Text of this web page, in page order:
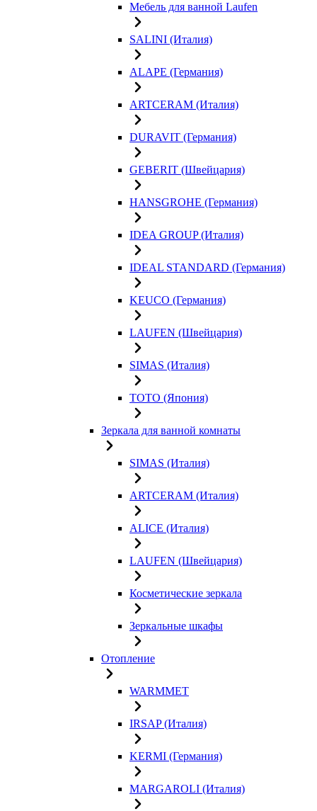
Мебель для ванной Laufen
SALINI (Италия)
ALAPE (Германия)
ARTCERAM (Италия)
DURAVIT (Германия)
GEBERIT (Швейцария)
HANSGROHE (Германия)
IDEA GROUP (Италия)
IDEAL STANDARD (Германия)
KEUCO (Германия)
LAUFEN (Швейцария)
SIMAS (Италия)
TOTO (Япония)
Зеркала для ванной комнаты
SIMAS (Италия)
ARTCERAM (Италия)
ALICE (Италия)
LAUFEN (Швейцария)
Косметические зеркала
Зеркальные шкафы
Отопление
WARMMET
IRSAP (Италия)
KERMI (Германия)
MARGAROLI (Италия)